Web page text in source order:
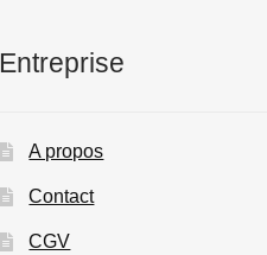
Entreprise
A propos
Contact
CGV